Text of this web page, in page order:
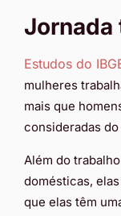
Jornada
Estudos do
mulheres
mais que
consideradas do
Além do
domésticas,
que elas têm